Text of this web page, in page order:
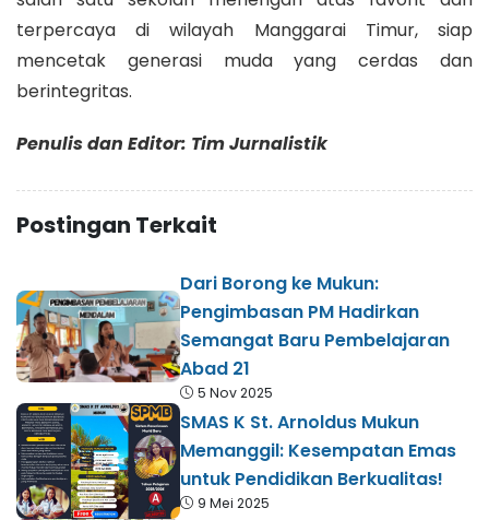
terpercaya di wilayah Manggarai Timur, siap
mencetak generasi muda yang cerdas dan
berintegritas.
Penulis dan Editor: Tim Jurnalistik
Postingan Terkait
Dari Borong ke Mukun:
Pengimbasan PM Hadirkan
Semangat Baru Pembelajaran
Abad 21
5 Nov 2025
SMAS K St. Arnoldus Mukun
Memanggil: Kesempatan Emas
untuk Pendidikan Berkualitas!
9 Mei 2025